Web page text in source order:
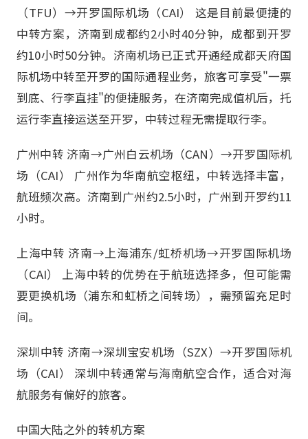
（TFU）→开罗国际机场（CAI） 这是目前最便捷的
中转方案，济南到成都约2小时40分钟，成都到开罗
约10小时50分钟。济南机场已正式开通经成都天府国
际机场中转至开罗的国际通程业务，旅客可享受"一票
到底、行李直挂"的便捷服务，在济南完成值机后，托
运行李直接运送至开罗，中转过程无需提取行李。
广州中转 济南→广州白云机场（CAN）→开罗国际机
场（CAI） 广州作为华南航空枢纽，中转选择丰富，
航班频次高。济南到广州约2.5小时，广州到开罗约11
小时。
上海中转 济南→上海浦东/虹桥机场→开罗国际机场
（CAI） 上海中转的优势在于航班选择多，但可能需
要更换机场（浦东和虹桥之间转场），需预留充足时
间。
深圳中转 济南→深圳宝安机场（SZX）→开罗国际机
场（CAI） 深圳中转通常与海南航空合作，适合对海
航服务有偏好的旅客。
中国大陆之外的转机方案